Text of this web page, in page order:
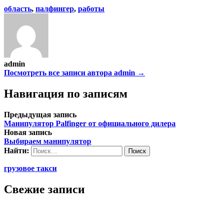
область, палфингер, работы
admin
Посмотреть все записи автора admin →
Навигация по записям
Предыдущая запись
Манипулятор Palfinger от официального дилера
Новая запись
Выбираем манипулятор
Найти:
грузовое такси
Свежие записи